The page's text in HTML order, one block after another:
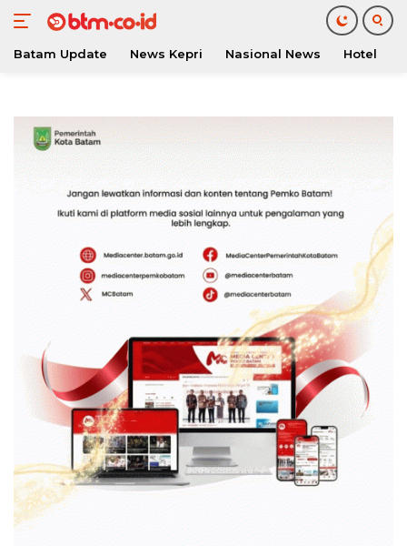
konten
Batam Update News Kepri Nasional News Hotel